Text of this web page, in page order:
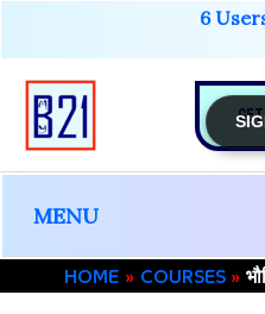
content
6
MENU
HOME COURSES